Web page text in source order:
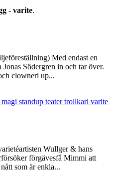
- varite.
Med endast en
Södergren in och tar över.
clowneri up...
magi standup teatertrollkarl varite
Wullger & hans
förgävesfå Mimmi att
som är enkla...